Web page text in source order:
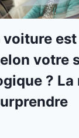
voiture
votre
? La